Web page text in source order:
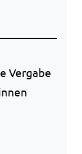
Vergabe